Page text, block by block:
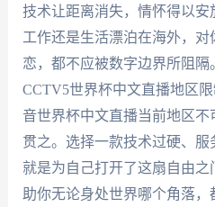
技术让距离消失，情怀得以安
工作还是生活漂泊在海外，
恋，都不应被数字边界所阻隔
CCTV5世界杯中文直播地区
音世界杯中文直播当前地区不
贯之。选择一款技术过硬、服
就是为自己打开了这扇自由
助你无论身处世界哪个角落